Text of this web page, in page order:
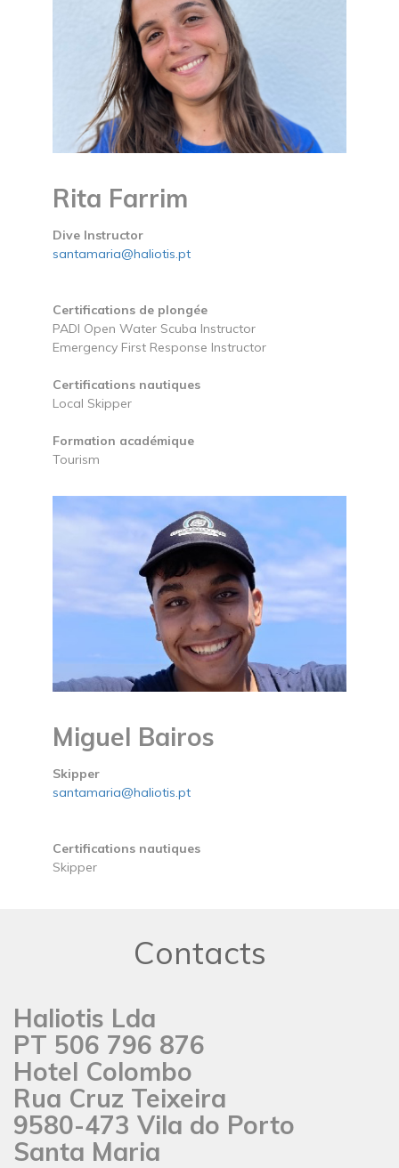
Rita Farrim
Dive Instructor
santamaria@haliotis.pt
Certifications de plongée
PADI Open Water Scuba Instructor
Emergency First Response Instructor
Certifications nautiques
Local Skipper
Formation académique
Tourism
Miguel Bairos
Skipper
santamaria@haliotis.pt
Certifications nautiques
Skipper
Contacts
Haliotis Lda
PT 506 796 876
Hotel Colombo
Rua Cruz Teixeira
9580-473 Vila do Porto
Santa Maria